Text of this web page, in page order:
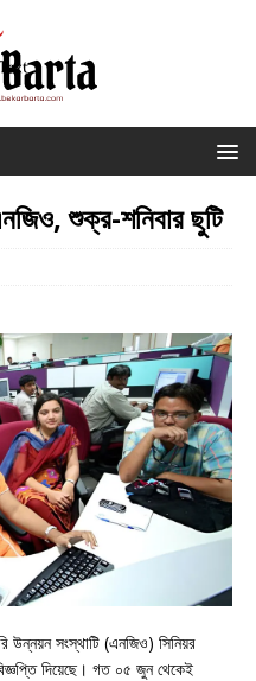
শুক্র-শনিবার ছুটি
উন্নয়ন সংস্থাটি (এনজিও) সিনিয়র
দিয়েছে। গত ০৫ জুন থেকেই